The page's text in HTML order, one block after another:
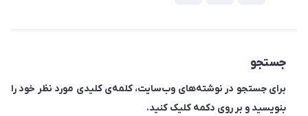
جستجو
برای جستجو در نوشته‌های وب‌سایت، کلمه‌ی کلیدی مورد نظر خود را
بنویسید و بر روی دکمه کلیک کنید.